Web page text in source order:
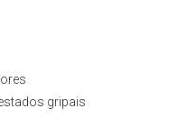
gripais